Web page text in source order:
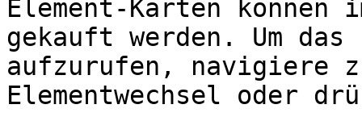
Element-Karten können
gekauft werden. Um das
aufzurufen, navigiere
Elementwechsel oder